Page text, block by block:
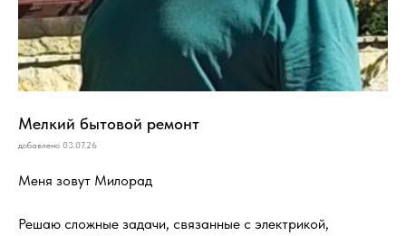
Мелкий бытовой ремонт
добавлено 03.07.26
Меня зовут Милорад
Решаю сложные задачи, связанные с электрикой,